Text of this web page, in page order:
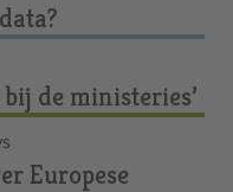
de ministeries’
Europese